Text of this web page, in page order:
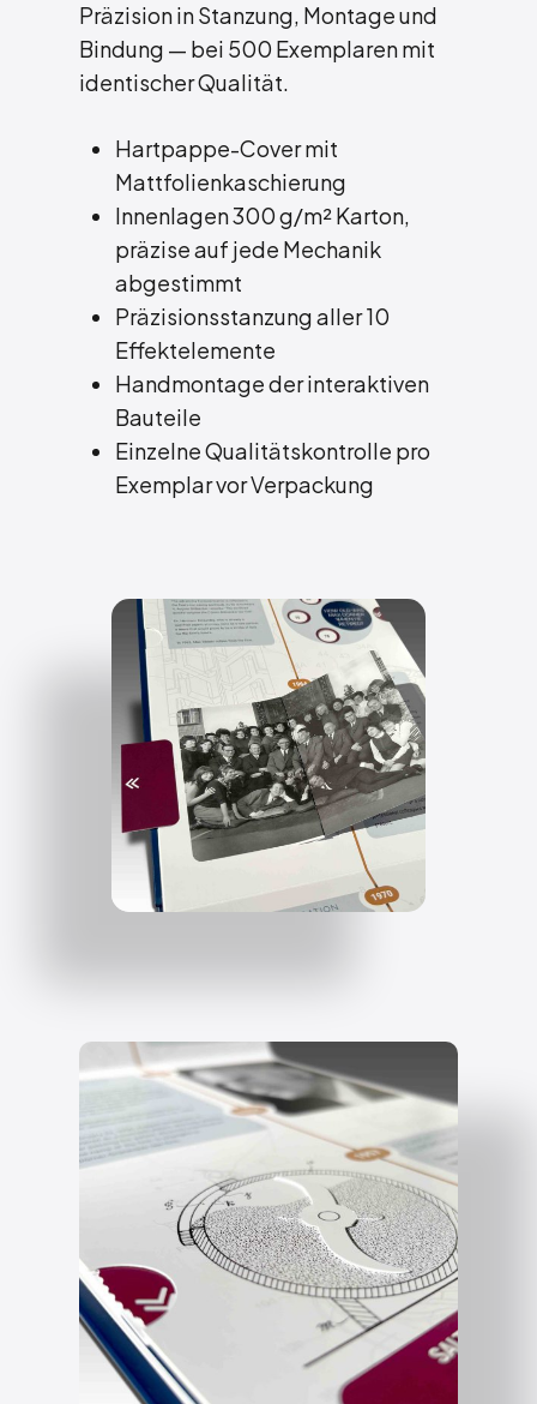
Präzision in Stanzung, Montage und
Bindung — bei 500 Exemplaren mit
identischer Qualität.
Hartpappe-Cover mit
Mattfolienkaschierung
Innenlagen 300 g/m² Karton,
präzise auf jede Mechanik
abgestimmt
Präzisionsstanzung aller 10
Effektelemente
Handmontage der interaktiven
Bauteile
Einzelne Qualitätskontrolle pro
Exemplar vor Verpackung